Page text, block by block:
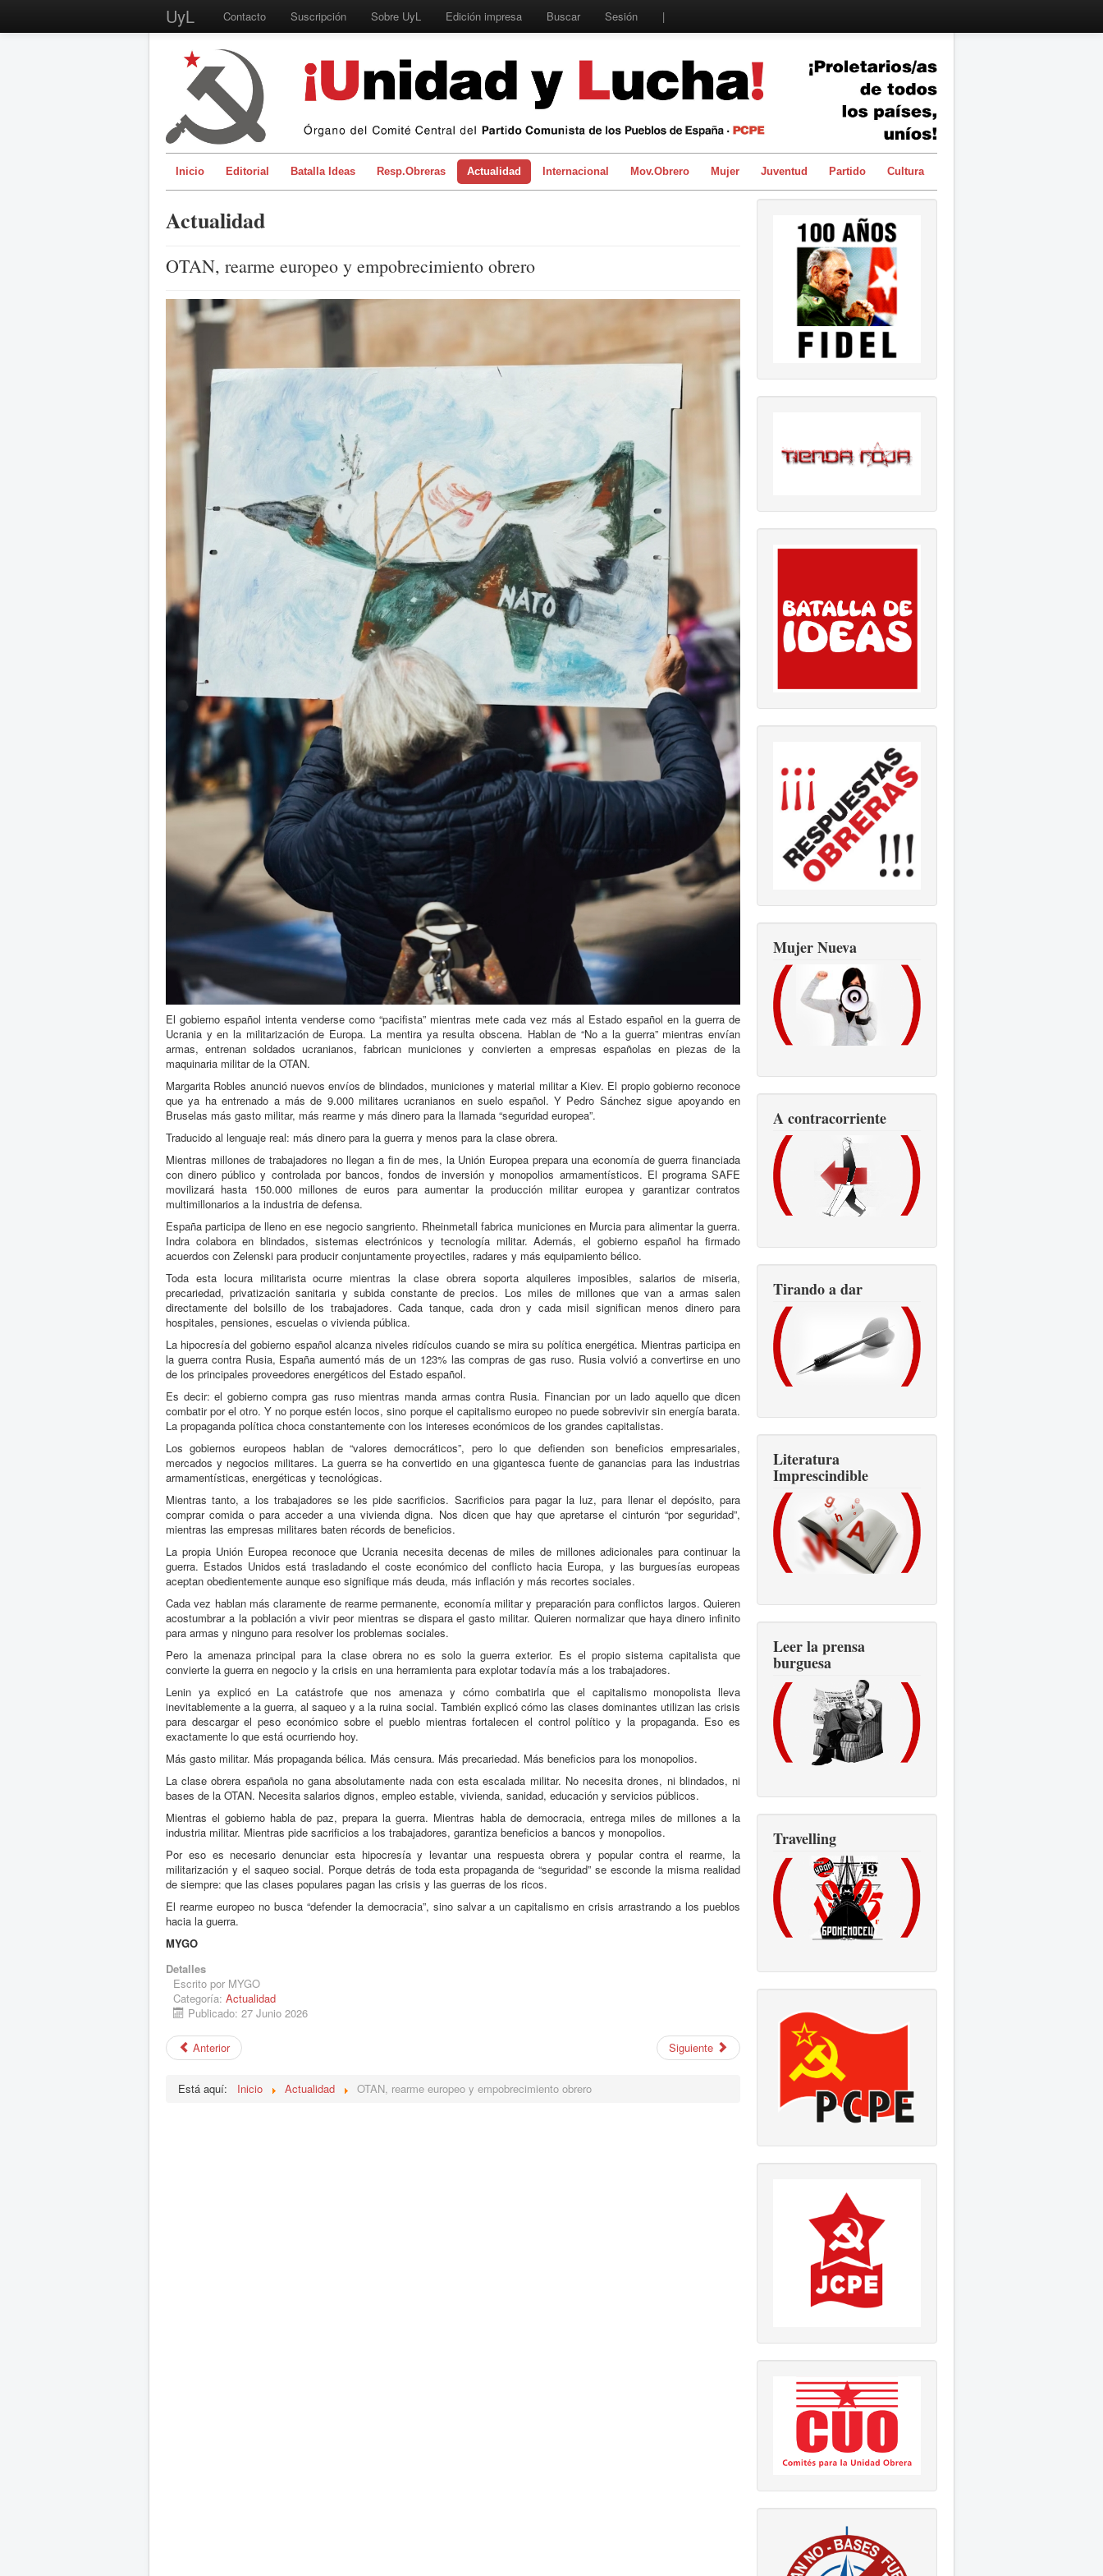
UyL Contacto Suscripción Sobre UyL Edición impresa Buscar Sesión |
Inicio Editorial Batalla Ideas Resp.Obreras Actualidad Internacional Mov.Obrero Mujer Juventud Partido Cultura
Actualidad
OTAN, rearme europeo y empobrecimiento obrero
El gobierno español intenta venderse como “pacifista” mientras mete cada vez más al Estado español en la guerra de
Ucrania y en la militarización de Europa. La mentira ya resulta obscena. Hablan de “No a la guerra” mientras envían
armas, entrenan soldados ucranianos, fabrican municiones y convierten a empresas españolas en piezas de la
maquinaria militar de la OTAN.
Margarita Robles anunció nuevos envíos de blindados, municiones y material militar a Kiev. El propio gobierno reconoce
que ya ha entrenado a más de 9.000 militares ucranianos en suelo español. Y Pedro Sánchez sigue apoyando en
Bruselas más gasto militar, más rearme y más dinero para la llamada “seguridad europea”.
Traducido al lenguaje real: más dinero para la guerra y menos para la clase obrera.
Mientras millones de trabajadores no llegan a fin de mes, la Unión Europea prepara una economía de guerra financiada
con dinero público y controlada por bancos, fondos de inversión y monopolios armamentísticos. El programa SAFE
movilizará hasta 150.000 millones de euros para aumentar la producción militar europea y garantizar contratos
multimillonarios a la industria de defensa.
España participa de lleno en ese negocio sangriento. Rheinmetall fabrica municiones en Murcia para alimentar la guerra.
Indra colabora en blindados, sistemas electrónicos y tecnología militar. Además, el gobierno español ha firmado
acuerdos con Zelenski para producir conjuntamente proyectiles, radares y más equipamiento bélico.
Toda esta locura militarista ocurre mientras la clase obrera soporta alquileres imposibles, salarios de miseria,
precariedad, privatización sanitaria y subida constante de precios. Los miles de millones que van a armas salen
directamente del bolsillo de los trabajadores. Cada tanque, cada dron y cada misil significan menos dinero para
hospitales, pensiones, escuelas o vivienda pública.
La hipocresía del gobierno español alcanza niveles ridículos cuando se mira su política energética. Mientras participa en
la guerra contra Rusia, España aumentó más de un 123% las compras de gas ruso. Rusia volvió a convertirse en uno
de los principales proveedores energéticos del Estado español.
Es decir: el gobierno compra gas ruso mientras manda armas contra Rusia. Financian por un lado aquello que dicen
combatir por el otro. Y no porque estén locos, sino porque el capitalismo europeo no puede sobrevivir sin energía barata.
La propaganda política choca constantemente con los intereses económicos de los grandes capitalistas.
Los gobiernos europeos hablan de “valores democráticos”, pero lo que defienden son beneficios empresariales,
mercados y negocios militares. La guerra se ha convertido en una gigantesca fuente de ganancias para las industrias
armamentísticas, energéticas y tecnológicas.
Mientras tanto, a los trabajadores se les pide sacrificios. Sacrificios para pagar la luz, para llenar el depósito, para
comprar comida o para acceder a una vivienda digna. Nos dicen que hay que apretarse el cinturón “por seguridad”,
mientras las empresas militares baten récords de beneficios.
La propia Unión Europea reconoce que Ucrania necesita decenas de miles de millones adicionales para continuar la
guerra. Estados Unidos está trasladando el coste económico del conflicto hacia Europa, y las burguesías europeas
aceptan obedientemente aunque eso signifique más deuda, más inflación y más recortes sociales.
Cada vez hablan más claramente de rearme permanente, economía militar y preparación para conflictos largos. Quieren
acostumbrar a la población a vivir peor mientras se dispara el gasto militar. Quieren normalizar que haya dinero infinito
para armas y ninguno para resolver los problemas sociales.
Pero la amenaza principal para la clase obrera no es solo la guerra exterior. Es el propio sistema capitalista que
convierte la guerra en negocio y la crisis en una herramienta para explotar todavía más a los trabajadores.
Lenin ya explicó en La catástrofe que nos amenaza y cómo combatirla que el capitalismo monopolista lleva
inevitablemente a la guerra, al saqueo y a la ruina social. También explicó cómo las clases dominantes utilizan las crisis
para descargar el peso económico sobre el pueblo mientras fortalecen el control político y la propaganda. Eso es
exactamente lo que está ocurriendo hoy.
Más gasto militar. Más propaganda bélica. Más censura. Más precariedad. Más beneficios para los monopolios.
La clase obrera española no gana absolutamente nada con esta escalada militar. No necesita drones, ni blindados, ni
bases de la OTAN. Necesita salarios dignos, empleo estable, vivienda, sanidad, educación y servicios públicos.
Mientras el gobierno habla de paz, prepara la guerra. Mientras habla de democracia, entrega miles de millones a la
industria militar. Mientras pide sacrificios a los trabajadores, garantiza beneficios a bancos y monopolios.
Por eso es necesario denunciar esta hipocresía y levantar una respuesta obrera y popular contra el rearme, la
militarización y el saqueo social. Porque detrás de toda esta propaganda de “seguridad” se esconde la misma realidad
de siempre: que las clases populares pagan las crisis y las guerras de los ricos.
El rearme europeo no busca “defender la democracia”, sino salvar a un capitalismo en crisis arrastrando a los pueblos
hacia la guerra.
MYGO
Detalles
Escrito por MYGO
Categoría: Actualidad
Publicado: 27 Junio 2026
Anterior Siguiente
Está aquí: Inicio Actualidad OTAN, rearme europeo y empobrecimiento obrero
Mujer Nueva
A contracorriente
Tirando a dar
Literatura
Imprescindible
Leer la prensa
burguesa
Travelling